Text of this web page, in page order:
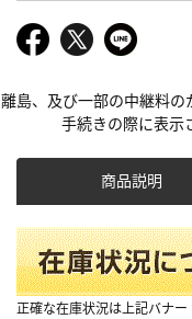
離島、及び一部の中継料
手続きの際に表示
商品説明
正確な在庫状況は上記バナ